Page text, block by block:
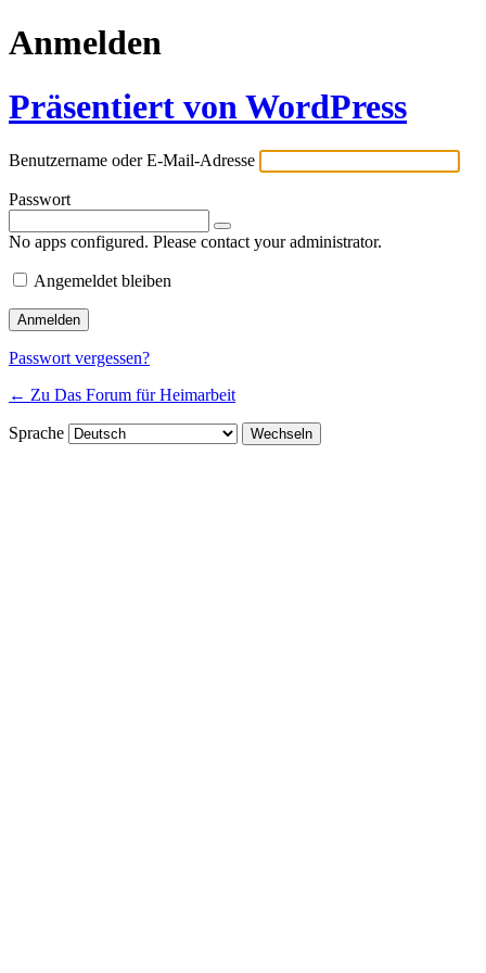
Anmelden
Präsentiert von WordPress
Benutzername oder E-Mail-Adresse
Passwort
No apps configured. Please contact your administrator.
Angemeldet bleiben
Passwort vergessen?
← Zu Das Forum für Heimarbeit
Sprache